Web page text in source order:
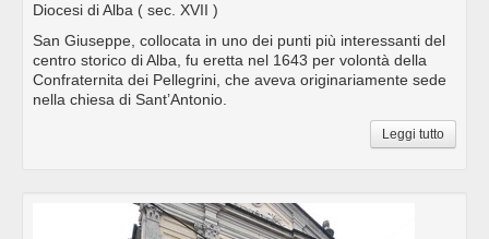
Diocesi di Alba ( sec. XVII )
San Giuseppe, collocata in uno dei punti più interessanti del
centro storico di Alba, fu eretta nel 1643 per volontà della
Confraternita dei Pellegrini, che aveva originariamente sede
nella chiesa di Sant’Antonio.
Leggi tutto